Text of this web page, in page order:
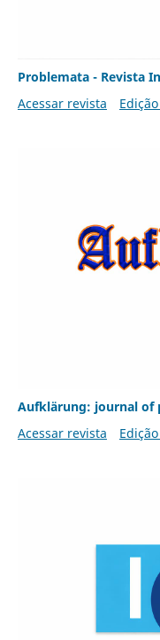
Problemata - Revista
Acessar revista
Aufklärung: journal of
Acessar revista